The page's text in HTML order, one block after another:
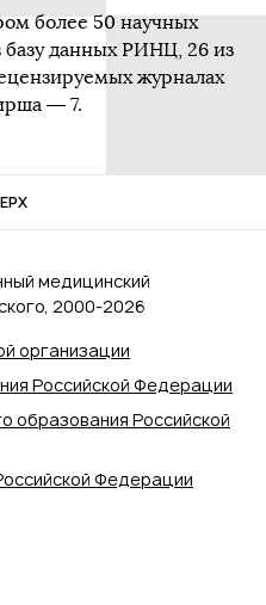
более 50 научных
данных РИНЦ, 26 из
журналах
— 7.
организации
Российской Федерации
образования Российской
Федерации
медицинский
2000‑2026